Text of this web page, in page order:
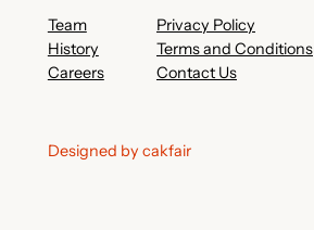
Team
History
Careers
Privacy Policy
Terms and Conditions
Contact Us
Designed by cakfair